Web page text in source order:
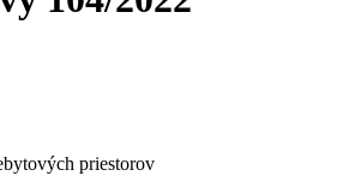
priestorov